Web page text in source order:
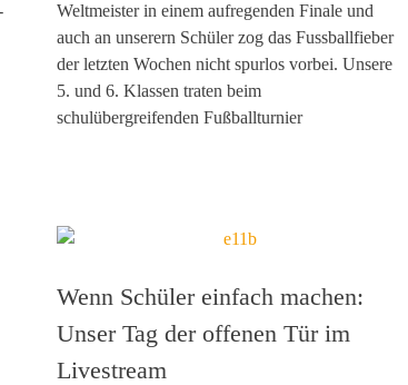
Weltmeister in einem aufregenden Finale und
auch an unserern Schüler zog das Fussballfieber
der letzten Wochen nicht spurlos vorbei. Unsere
5. und 6. Klassen traten beim
schulübergreifenden Fußballturnier
Wenn Schüler einfach machen:
Unser Tag der offenen Tür im
Livestream